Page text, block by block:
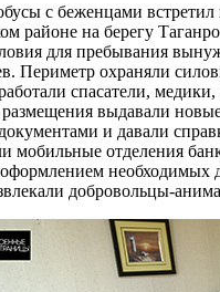
с беженцами встретил
районе на берегу
для пребывания
Периметр охраняли
спасатели,
выдавали
и давали
мобильные отделения
необходимых
добровольцы-